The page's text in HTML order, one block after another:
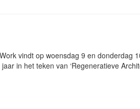
vindt op woensdag 9 en donderdag
in het teken van ‘Regeneratieve